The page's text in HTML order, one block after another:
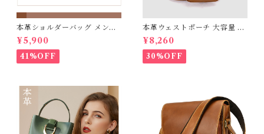
本革ショルダーバッグ メンズ
本革使用 撥水加工 革製ポーチ
送料無料 プレゼント
¥5,900
41%OFF
本革ウェストポーチ 大容量 ボ
ディバッグ 本革 メンズ 厚手牛
革 オイルレザー アウトドア 旅
行 レジャー 本革鞄 牛革 男女
兼用 旅行 オシャレ 便利 iPad
¥8,260
30%OFF